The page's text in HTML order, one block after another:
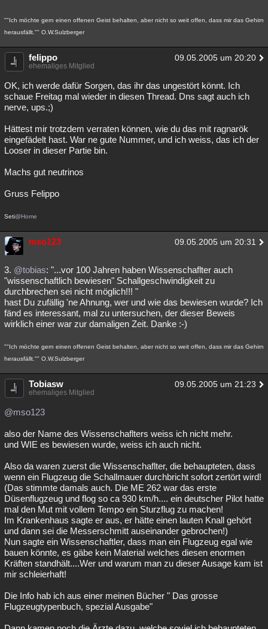
""Ich möchte gern einen offenen Geist behalten, aber nicht so weit offen, dass mir das Gehirn
herausfällt."" O.W.Sulzberger
felippo 09.05.2005 um 20:20
ehemaliges Mitglied
OK, ich werde dafür Sorgen, das ihr das ungestört könnt. Ich
schaue Freitag mal wieder in diesen Thread. Dns sagt auch ich
nerve, ups.;)
Hättest mir trotzdem verraten können, wie du das mit ragnarök
eingefädelt hast. War ne gute Nummer, und ich weiss, das ich der
Looser in dieser Partie bin.
Machs gut neutrinos
Gruss Felippo
Seti@Home
mso123 09.05.2005 um 20:31
3. @tobias: "...vor 100 Jahren haben Wissenschaflter auch
"wissenschaftlich bewiesen" Schallgeschwindigkeit zu
durchbrechen sei nicht möglich!!! "
hast Du zufällig 'ne Ahnung, wer und wie das bewiesen wurde? Ich
fänd es interessant, mal zu untersuchen, der dieser Beweis
wirklich einer war zur damaligen Zeit. Danke :-)
""Ich möchte gern einen offenen Geist behalten, aber nicht so weit offen, dass mir das Gehirn
herausfällt."" O.W.Sulzberger
Tobiasw 09.05.2005 um 21:23
ehemaliges Mitglied
@mso123
also der Name des Wissenschaflters weiss ich nicht mehr.
und WIE es bewiesen wurde, weiss ich auch nicht.
Also da waren zuerst die Wissenschaflter, die behaupteten, dass
wenn ein Flugzeug die Schallmauer durchbricht sofort zertört wird!
(Das stimmte damals auch. Die ME 262 war das erste
Düsenflugzeug und flog so ca 930 km/h.... ein deutscher Pilot hatte
mal den Mut mit vollem Tempo ein Sturzflug zu machen!
Im Krankenhaus sagte er aus, er hätte einen lauten Knall gehört
und dann sei die Messerschmitt auseinander gebrochen!)
Nun sagte ein Wissenschaftler, dass man ein Flugzeug egal wie
bauen könnte, es gäbe kein Material welches diesen enormen
Kräften standhält....Wer und warum man zu dieser Ausage kam ist
mir schleierhaft!
Die Info hab ich aus einer meinen Bücher " Das grosse
Flugzeugtypenbuch, spezial Ausgabe"